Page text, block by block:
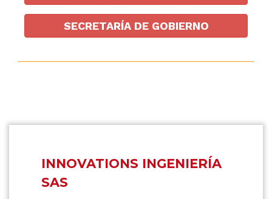
SECRETARÍA DE GOBIERNO
INNOVATIONS INGENIERÍA
SAS